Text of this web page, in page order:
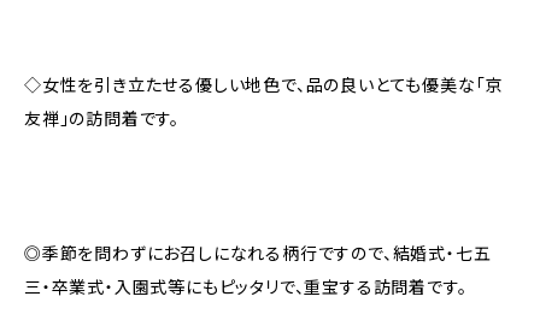
◇女性を引き立たせる優しい地色で、品の良いとても優美な「京
友禅」の訪問着です。
◎季節を問わずにお召しになれる柄行ですので、結婚式・七五
三・卒業式・入園式等にもピッタリで、重宝する訪問着です。